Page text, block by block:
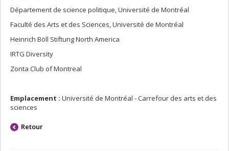
Département de science politique, Université de Montréal
Faculté des Arts et des Sciences, Université de Montréal
Heinrich Böll Stiftung North America
IRTG Diversity
Zonta Club of Montreal
Emplacement : Université de Montréal - Carrefour des arts et des
sciences
Retour